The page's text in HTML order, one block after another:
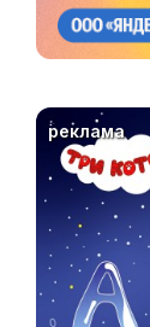
реклама